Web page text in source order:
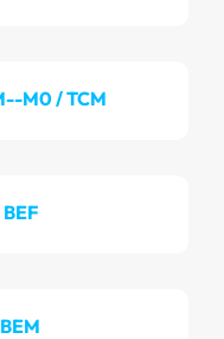
M0 / TCM